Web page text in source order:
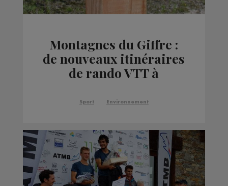
Montagnes du Giffre :
de nouveaux itinéraires
de rando VTT à
Sport Environnement